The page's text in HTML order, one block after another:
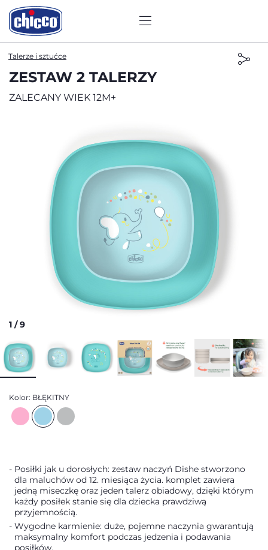
Talerze i sztućce
ZESTAW 2 TALERZY
ZALECANY WIEK 12M+
1 /9
Kolor: BŁĘKITNY
Posiłki jak u dorosłych: zestaw naczyń Dishe stworzono
dla maluchów od 12. miesiąca życia. komplet zawiera
jedną miseczkę oraz jeden talerz obiadowy, dzięki którym
każdy posiłek stanie się dla dziecka prawdziwą
przyjemnością.
Wygodne karmienie: duże, pojemne naczynia gwarantują
maksymalny komfort podczas jedzenia i podawania
posiłków.